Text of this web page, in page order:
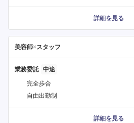
詳細を見る
美容師×スタッフ
業務委託
完全歩合
自由出勤制
詳細を見る